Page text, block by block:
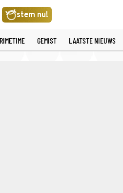
stem nu!
GEMIST LAATSTE NIEUWS